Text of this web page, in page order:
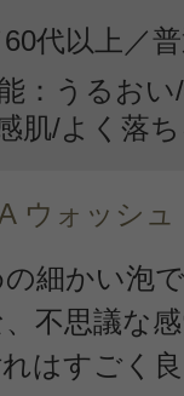
60代以上／
：うるお
肌/よく落ち
ウォッシュ
細かい泡
、不思議な
はすごく